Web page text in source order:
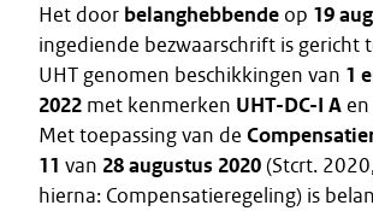
Het door belanghebbende op 19
ingediende bezwaarschrift is gericht
UHT genomen beschikkingen van 1
2022 met kenmerken UHT-DC-I A en
Met toepassing van de
11 van 28 augustus 2020(Stcrt.
hierna: Compensatieregeling) is